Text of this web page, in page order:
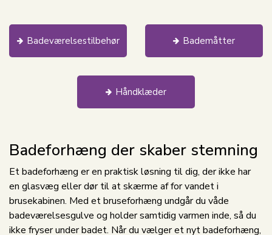
Badeværelsestilbehør Bademåtter
Håndklæder
Badeforhæng der skaber stemning
Et badeforhæng er en praktisk løsning til dig, der ikke har
en glasvæg eller dør til at skærme af for vandet i
brusekabinen. Med et bruseforhæng undgår du våde
badeværelsesgulve og holder samtidig varmen inde, så du
ikke fryser under badet. Når du vælger et nyt badeforhæng,